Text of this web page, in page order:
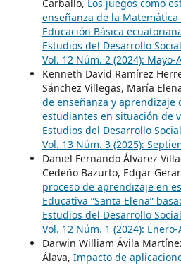
Carballo, Los juegos como
enseñanza de la
Educación Básica
Estudios del Desarrollo
Vol. 12 Núm. 2 (2024): Mayo-
Kenneth David Ramírez
Sánchez Villegas, María
de enseñanza y aprendizaje
estudiantes en situación de
Estudios del Desarrollo
Vol. 13 Núm. 3 (2025):
Daniel Fernando Álvarez
Cedeño Bazurto, Edgar
proceso de aprendizaje en
Educativa “Santa Elena”
Estudios del Desarrollo
Vol. 12 Núm. 1 (2024):
Darwin William Ávila
Álava, Impacto de